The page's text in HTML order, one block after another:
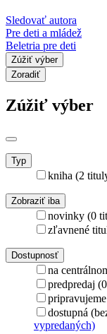
Sledovať autora
Pre deti a mládež
Beletria pre deti
Zúžiť výber
Zoradiť
Zúžiť výber
Typ
kniha (2
Zobraziť iba
novinky (0
zľavnené
Dostupnosť
na
predpredaj
dostupná
vypredaných)